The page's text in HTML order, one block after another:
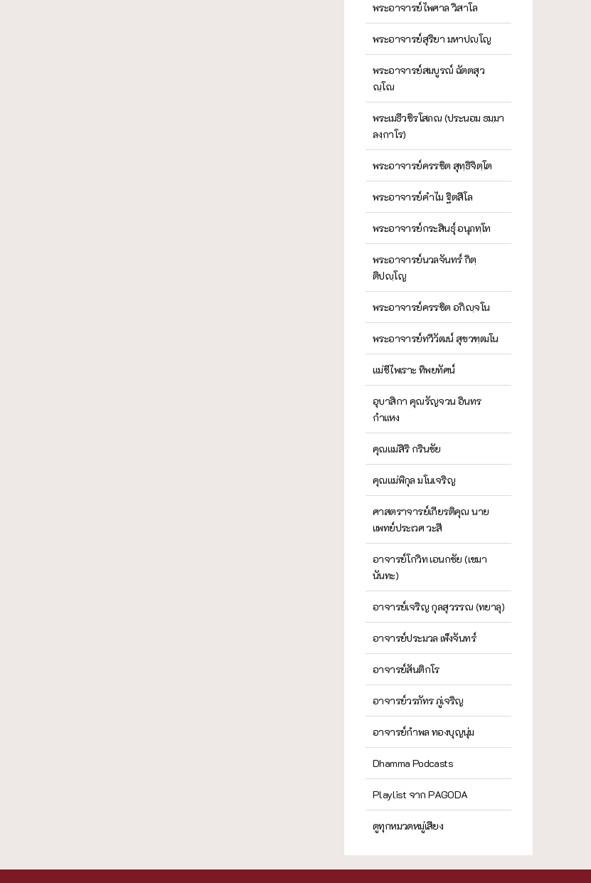
พระอาจารย์ไพศาล วิสาโล
พระอาจารย์สุริยา มหาปญฺโญ
พระอาจารย์สมบูรณ์ ฉัตตสุว
ณฺโณ
พระเมธีวชิรโสภณ (ประนอม ธมฺมา
ลงฺกาโร)
พระอาจารย์ครรชิต สุทฺธิจิตฺโต
พระอาจารย์คำไม ฐิตสีโล
พระอาจารย์กระสินธุ์ อนุภทฺโท
พระอาจารย์นวลจันทร์ กิตฺ
ติปญฺโญ
พระอาจารย์ครรชิต อกิญฺจโน
พระอาจารย์ทวีวัฒน์ สุขวฑฺฒโน
แม่ชีไพเราะ ทิพยทัศน์
อุบาสิกา คุณรัญจวน อินทร
กำแหง
คุณแม่สิริ กรินชัย
คุณแม่พิกุล มโนเจริญ
ศาสตราจารย์เกียรติคุณ นาย
แพทย์ประเวศ วะสี
อาจารย์โกวิท เอนกชัย (เขมา
นันทะ)
อาจารย์เจริญ กุลสุวรรณ (ทยาลุ)
อาจารย์ประมวล เพ็งจันทร์
อาจารย์สันติกโร
อาจารย์วรภัทร ภู่เจริญ
อาจารย์กำพล ทองบุญนุ่ม
Dhamma Podcasts
Playlist จาก PAGODA
ดูทุกหมวดหมู่เสียง